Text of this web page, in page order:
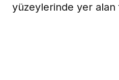
yüzeylerinde yer alan